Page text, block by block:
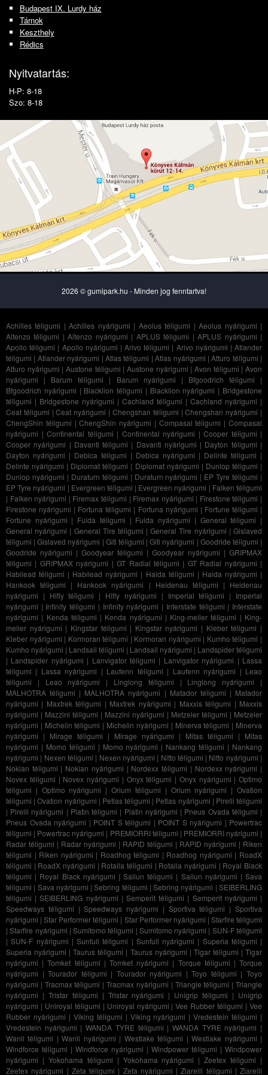
Budapest IX. Lurdy ház
Tárnok
Keszthely
Rédics
Nyitvatartás:
H-P: 8-18
Szo: 8-18
2026 © gumipark.hu - Minden jog fenntartva!
Achilles téligumi |Achilles nyárigumi | Aeolus téligumi |Aeolus nyárigumi |
Altenzo téligumi |Altenzo nyárigumi | APLUS téligumi |APLUS nyárigumi |
Apollo téligumi | Apollo nyárigumi |Arivo téligumi | Arivo nyárigumi |Atlander
téligumi | Atlander nyárigumi | Atlas téligumi |Atlas nyárigumi |Atturo téligumi |
Atturo nyárigumi |Austone téligumi |Austone nyárigumi |Avon téligumi |Avon
nyárigumi | Barum téligumi | Barum nyárigumi | Bfgoodrich téligumi |
Bfgoodrich nyárigumi | Blacklion téligumi | Blacklion nyárigumi | Bridgestone
téligumi | Bridgestone nyárigumi | Cachland téligumi | Cachland nyárigumi |
Ceat téligumi |Ceat nyárigumi | Chengshan téligumi |Chengshan nyárigumi |
ChengShin téligumi |ChengShin nyárigumi | Compasal téligumi |Compasal
nyárigumi | Continental téligumi | Continental nyárigumi | Cooper téligumi |
Cooper nyárigumi | Davanti téligumi | Davanti nyárigumi | Dayton téligumi |
Dayton nyárigumi | Debica téligumi | Debica nyárigumi | Delinte téligumi |
Delinte nyárigumi | Diplomat téligumi | Diplomat nyárigumi | Dunlop téligumi |
Dunlop nyárigumi | Duraturn téligumi | Duraturn nyárigumi | EP Tyre téligumi |
EP Tyre nyárigumi | Evergreen téligumi | Evergreen nyárigumi | Falken téligumi
| Falken nyárigumi | Firemax téligumi | Firemax nyárigumi | Firestone téligumi |
Firestone nyárigumi | Fortuna téligumi | Fortuna nyárigumi | Fortune téligumi |
Fortune nyárigumi | Fulda téligumi | Fulda nyárigumi | General téligumi |
General nyárigumi | General Tire téligumi |General Tire nyárigumi |Gislaved
téligumi |Gislaved nyárigumi | Giti téligumi |Giti nyárigumi | Goodride téligumi |
Goodride nyárigumi | Goodyear téligumi | Goodyear nyárigumi | GRIPMAX
téligumi | GRIPMAX nyárigumi |GT Radial téligumi | GT Radial nyárigumi |
Habilead téligumi | Habilead nyárigumi | Haida téligumi | Haida nyárigumi |
Hankook téligumi | Hankook nyárigumi | Heidenau téligumi | Heidenau
nyárigumi | Hifly téligumi | Hifly nyárigumi | Imperial téligumi | Imperial
nyárigumi | Infinity téligumi | Infinity nyárigumi | Interstate téligumi | Interstate
nyárigumi | Kenda téligumi | Kenda nyárigumi | King-meiler téligumi | King-
meiler nyárigumi | Kingstar téligumi | Kingstar nyárigumi | Kleber téligumi |
Kleber nyárigumi | Kormoran téligumi | Kormoran nyárigumi | Kumho téligumi |
Kumho nyárigumi | Landsail téligumi | Landsail nyárigumi | Landspider téligumi
| Landspider nyárigumi | Lanvigator téligumi | Lanvigator nyárigumi | Lassa
téligumi | Lassa nyárigumi | Laufenn téligumi | Laufenn nyárigumi | Leao
téligumi | Leao nyárigumi | Linglong téligumi | Linglong nyárigumi |
MALHOTRA téligumi | MALHOTRA nyárigumi | Matador téligumi | Matador
nyárigumi | Maxtrek téligumi | Maxtrek nyárigumi | Maxxis téligumi | Maxxis
nyárigumi | Mazzini téligumi | Mazzini nyárigumi | Metzeler téligumi | Metzeler
nyárigumi | Michelin téligumi | Michelin nyárigumi | Minerva téligumi | Minerva
nyárigumi | Mirage téligumi | Mirage nyárigumi | Mitas téligumi | Mitas
nyárigumi | Momo téligumi | Momo nyárigumi | Nankang téligumi | Nankang
nyárigumi | Nexen téligumi | Nexen nyárigumi | Nitto téligumi | Nitto nyárigumi |
Nokian téligumi | Nokian nyárigumi | Nordexx téligumi | Nordexx nyárigumi |
Novex téligumi | Novex nyárigumi | Onyx téligumi | Onyx nyárigumi | Optimo
téligumi | Optimo nyárigumi |Orium téligumi | Orium nyárigumi |Ovation
téligumi |Ovation nyárigumi | Petlas téligumi | Petlas nyárigumi | Pirelli téligumi
| Pirelli nyárigumi | Platin téligumi | Platin nyárigumi | Pneus Ovada téligumi |
Pneus Ovada nyárigumi | POINT S téligumi | POINT S nyárigumi | Powertrac
téligumi | Powertrac nyárigumi | PREMIORRI téligumi | PREMIORRI nyárigumi |
Radar téligumi | Radar nyárigumi | RAPID téligumi | RAPID nyárigumi | Riken
téligumi | Riken nyárigumi | Roadhog téligumi | Roadhog nyárigumi | RoadX
téligumi | RoadX nyárigumi | Rotalla téligumi | Rotalla nyárigumi | Royal Black
téligumi | Royal Black nyárigumi |Sailun téligumi | Sailun nyárigumi |Sava
téligumi | Sava nyárigumi |Sebring téligumi |Sebring nyárigumi |SEIBERLING
téligumi |SEIBERLING nyárigumi |Semperit téligumi | Semperit nyárigumi |
Speedways téligumi |Speedways nyárigumi | Sportiva téligumi |Sportiva
nyárigumi |Star Performer téligumi | Star Performer nyárigumi | Starfire téligumi
|Starfire nyárigumi |Sumitomo téligumi | Sumitomo nyárigumi | SUN-F téligumi
|SUN-F nyárigumi | Sunfull téligumi | Sunfull nyárigumi | Superia téligumi |
Superia nyárigumi |Taurus téligumi | Taurus nyárigumi | Tigar téligumi |Tigar
nyárigumi |Tomket téligumi | Tomket nyárigumi | Torque téligumi |Torque
nyárigumi |Tourador téligumi | Tourador nyárigumi |Toyo téligumi |Toyo
nyárigumi | Tracmax téligumi |Tracmax nyárigumi | Triangle téligumi |Triangle
nyárigumi | Tristar téligumi | Tristar nyárigumi | Unigrip téligumi | Unigrip
nyárigumi | Uniroyal téligumi | Uniroyal nyárigumi |Vee Rubber téligumi |Vee
Rubber nyárigumi | Viking téligumi | Viking nyárigumi |Vredestein téligumi |
Vredestein nyárigumi |WANDA TYRE téligumi | WANDA TYRE nyárigumi |
Wanli téligumi |Wanli nyárigumi | Westlake téligumi |Westlake nyárigumi |
Windforce téligumi | Windforce nyárigumi | Windpower téligumi | Windpower
nyárigumi | Yokohama téligumi | Yokohama nyárigumi |Zeetex téligumi |
Zeetex nyárigumi | Zeta téligumi | Zeta nyárigumi |Ziarelli téligumi | Ziarelli